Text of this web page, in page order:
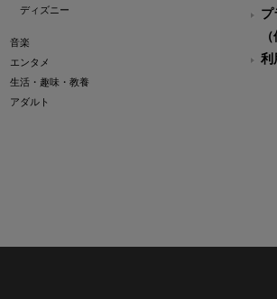
ディズニー
音楽
エンタメ
生活・趣味・教養
アダルト
プ
利